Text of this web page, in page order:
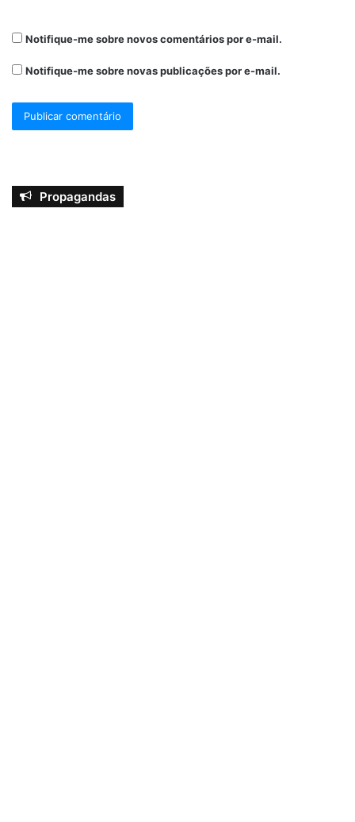
Notifique-me sobre novos comentários por e-mail.
Notifique-me sobre novas publicações por e-mail.
Propagandas